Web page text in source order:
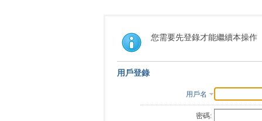
您需要先登錄才能繼續本操作
用戶登錄
用戶名
密碼: